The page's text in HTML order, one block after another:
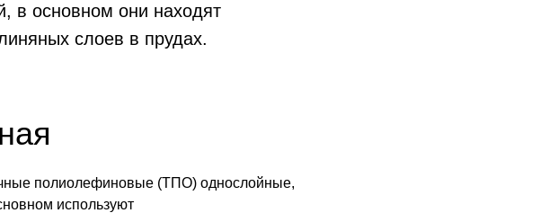
в основном они находят
слоев в прудах.
полиолефиновые (ТПО) однослойные,
используют